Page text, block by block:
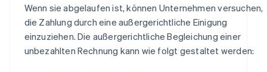
Wenn sie abgelaufen ist, können Unternehmen versuchen,
die Zahlung durch eine außergerichtliche Einigung
einzuziehen. Die außergerichtliche Begleichung einer
unbezahlten Rechnung kann wie folgt gestaltet werden: